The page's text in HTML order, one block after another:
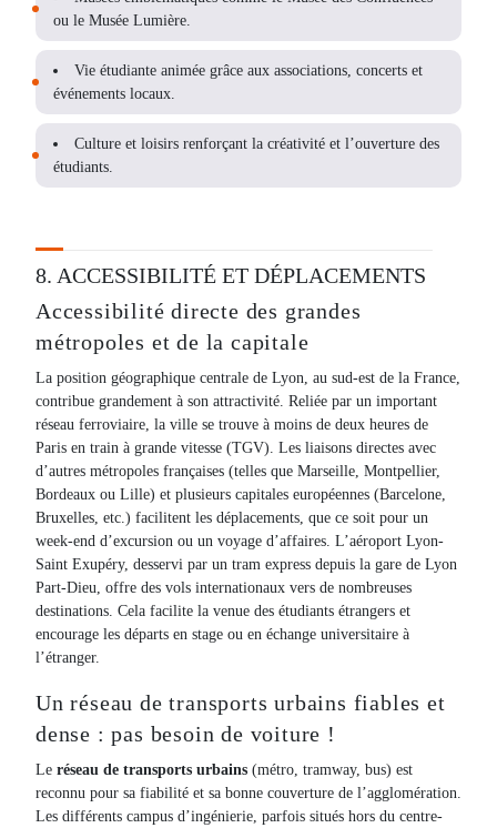
ou le Musée Lumière.
Vie étudiante animée grâce aux associations, concerts et
événements locaux.
Culture et loisirs renforçant la créativité et l’ouverture des
étudiants.
8. ACCESSIBILITÉ ET DÉPLACEMENTS
Accessibilité directe des grandes
métropoles et de la capitale
La position géographique centrale de Lyon, au sud-est de la France,
contribue grandement à son attractivité. Reliée par un important
réseau ferroviaire, la ville se trouve à moins de deux heures de
Paris en train à grande vitesse (TGV). Les liaisons directes avec
d’autres métropoles françaises (telles que Marseille, Montpellier,
Bordeaux ou Lille) et plusieurs capitales européennes (Barcelone,
Bruxelles, etc.) facilitent les déplacements, que ce soit pour un
week-end d’excursion ou un voyage d’affaires. L’aéroport Lyon-
Saint Exupéry, desservi par un tram express depuis la gare de Lyon
Part-Dieu, offre des vols internationaux vers de nombreuses
destinations. Cela facilite la venue des étudiants étrangers et
encourage les départs en stage ou en échange universitaire à
l’étranger.
Un réseau de transports urbains fiables et
dense : pas besoin de voiture !
Le réseau de transports urbains (métro, tramway, bus) est
reconnu pour sa fiabilité et sa bonne couverture de l’agglomération.
Les différents campus d’ingénierie, parfois situés hors du centre-